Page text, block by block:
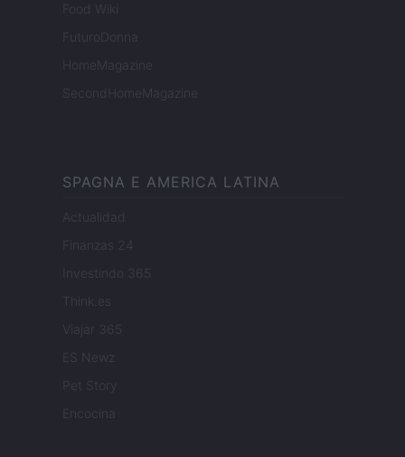
Food Wiki
FuturoDonna
HomeMagazine
SecondHomeMagazine
SPAGNA E AMERICA LATINA
Actualidad
Finanzas 24
Investindo 365
Think.es
Viajar 365
ES Newz
Pet Story
Encocina